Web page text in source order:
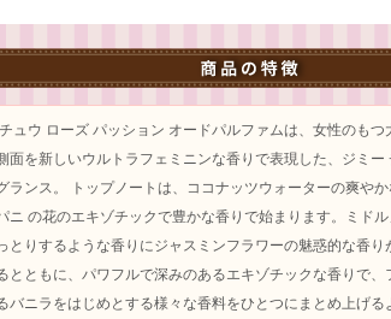
ュウ ローズ パッション オードパルファムは、女性のもつ
面を新しいウルトラフェミニンな香りで表現した、ジミー
ランス。 トップノートは、ココナッツウォーターの爽や
ニ の花のエキゾチックで豊かな香りで始まります。ミド
とりするような香りにジャスミンフラワーの魅惑的な香り
とともに、パワフルで深みのあるエキゾチックな香りで、
バニラをはじめとする様々な香料をひとつにまとめ上げる